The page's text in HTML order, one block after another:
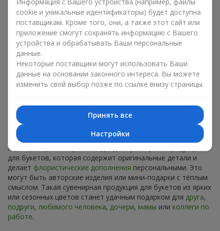
Сувениры к букетам на разные
праздники
Праздник задаёт настроение, а сувенирная продукция для
букетов его подчёркивает. Именно поэтому сувениры к
цветам часто выбирают с учётом даты и события. В нашем
ассортименте найдётся сувенирная продукция для букетов,
которая подойдёт к любому празднику и может быть
рассчитана на любой бюджет.
Сувенирная продукция к
букетам на День рождения
К
для букетов, которая содержит оригинальные детали и
делает флористические дополнения персональными. Это
могут быть авторские изделия или мини-подарки с тёплым
смыслом. Такая сувенирная продукция для букетов из ярких
или сезонных цветов станет удачным подарком для друга,
подруги, любимого человека, дочери, мамы или коллеги по
работе.
cookie и уникальные идентификаторы) будет доступна
поставщикам. Кроме того, они, а также этот сайт или
приложение смогут сохранять информацию с Вашего
устройства и обрабатывать Ваши персональные
данные.
Некоторые поставщики могут использовать Ваши
данные на основании законного интереса. Вы можете
изменить свой выбор позже по ссылке внизу страницы.
Принять все
Настройки